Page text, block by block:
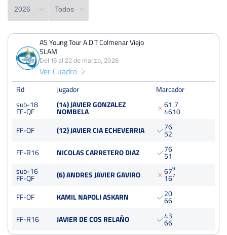
PERDIDOSPARTIDOSGANADOS
2 6
PERDIDOS SETS
4 9
PERDIDOS JUEGOS
71
AS Young Tour A.D.T Colmenar Viejo SLAM
Del 16 al 22 de marzo, 2026
sub-16
75 Puntos
sub-18
Cuartos
75 Puntos
AS Young Tour A.D.T Colmenar Viejo
SLAM
Del 16 al 22 de marzo, 2026
Ver Cuadro
Rd Jugador
Marcador
sub-18
FF-QF
(14) JAVIER GONZALEZ
NOMBELA
6
4
1
6
7
10
FF-OF
(12) JAVIER CIA ECHEVERRIA 7
5
6
2
FF-R16
NICOLAS CARRETERO DIAZ 7
5
6
1
sub-16
FF-QF (6) ANDRES JAVIER GAVIRO 6
1
79
67
FF-OF KAMIL NAPOLI ASKARN 2
6
0
6
FF-R16
JAVIER DE COS RELAÑO 4
6
3
6